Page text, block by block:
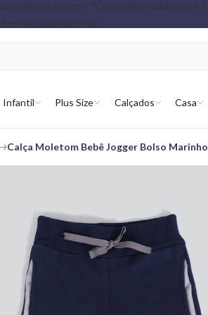
Infantil Plus Size Calçados Casa
Calça Moletom Bebê Jogger Bolso Marinho